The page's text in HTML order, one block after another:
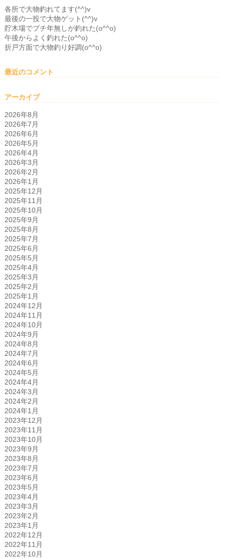
各所で大物釣れてます(^^)v
最後の一投で大物ゲット(^^)v
貯木場でプチ年無しが釣れた(o^^o)
午後からよく釣れた(o^^o)
折戸方面で大物釣り好調(o^^o)
最近のコメント
アーカイブ
2026年8月
2026年7月
2026年6月
2026年5月
2026年4月
2026年3月
2026年2月
2026年1月
2025年12月
2025年11月
2025年10月
2025年9月
2025年8月
2025年7月
2025年6月
2025年5月
2025年4月
2025年3月
2025年2月
2025年1月
2024年12月
2024年11月
2024年10月
2024年9月
2024年8月
2024年7月
2024年6月
2024年5月
2024年4月
2024年3月
2024年2月
2024年1月
2023年12月
2023年11月
2023年10月
2023年9月
2023年8月
2023年7月
2023年6月
2023年5月
2023年4月
2023年3月
2023年2月
2023年1月
2022年12月
2022年11月
2022年10月